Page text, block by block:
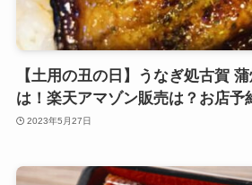
【土用の丑の日】うなぎ処古賀
は！楽天アマゾン販売は？お店予
2023年5月27日